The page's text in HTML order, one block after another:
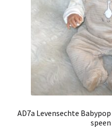
AD7a Levensechte